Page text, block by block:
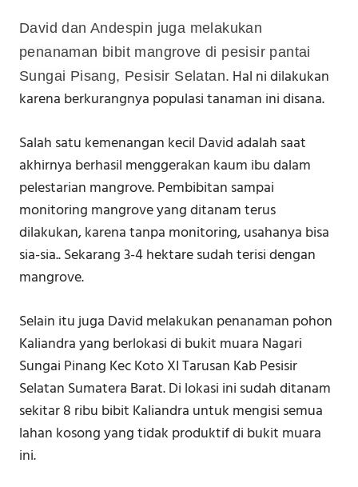
David dan Andespin juga melakukan
penanaman bibit mangrove di pesisir pantai
Sungai Pisang, Pesisir Selatan. Hal ni dilakukan
karena berkurangnya populasi tanaman ini disana.
Salah satu kemenangan kecil David adalah saat
akhirnya berhasil menggerakan kaum ibu dalam
pelestarian mangrove. Pembibitan sampai
monitoring mangrove yang ditanam terus
dilakukan, karena tanpa monitoring, usahanya bisa
sia-sia.. Sekarang 3-4 hektare sudah terisi dengan
mangrove.
Selain itu juga David melakukan penanaman pohon
Kaliandra yang berlokasi di bukit muara Nagari
Sungai Pinang Kec Koto XI Tarusan Kab Pesisir
Selatan Sumatera Barat. Di lokasi ini sudah ditanam
sekitar 8 ribu bibit Kaliandra untuk mengisi semua
lahan kosong yang tidak produktif di bukit muara
ini.